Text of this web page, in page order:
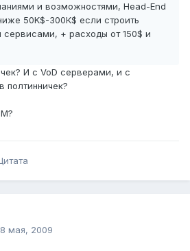
и возможностями, Head-End
50K$-300К$ если строить
+ расходы от 150$ и
И с VoD серверами, и с
полтинничек?
мая, 2009